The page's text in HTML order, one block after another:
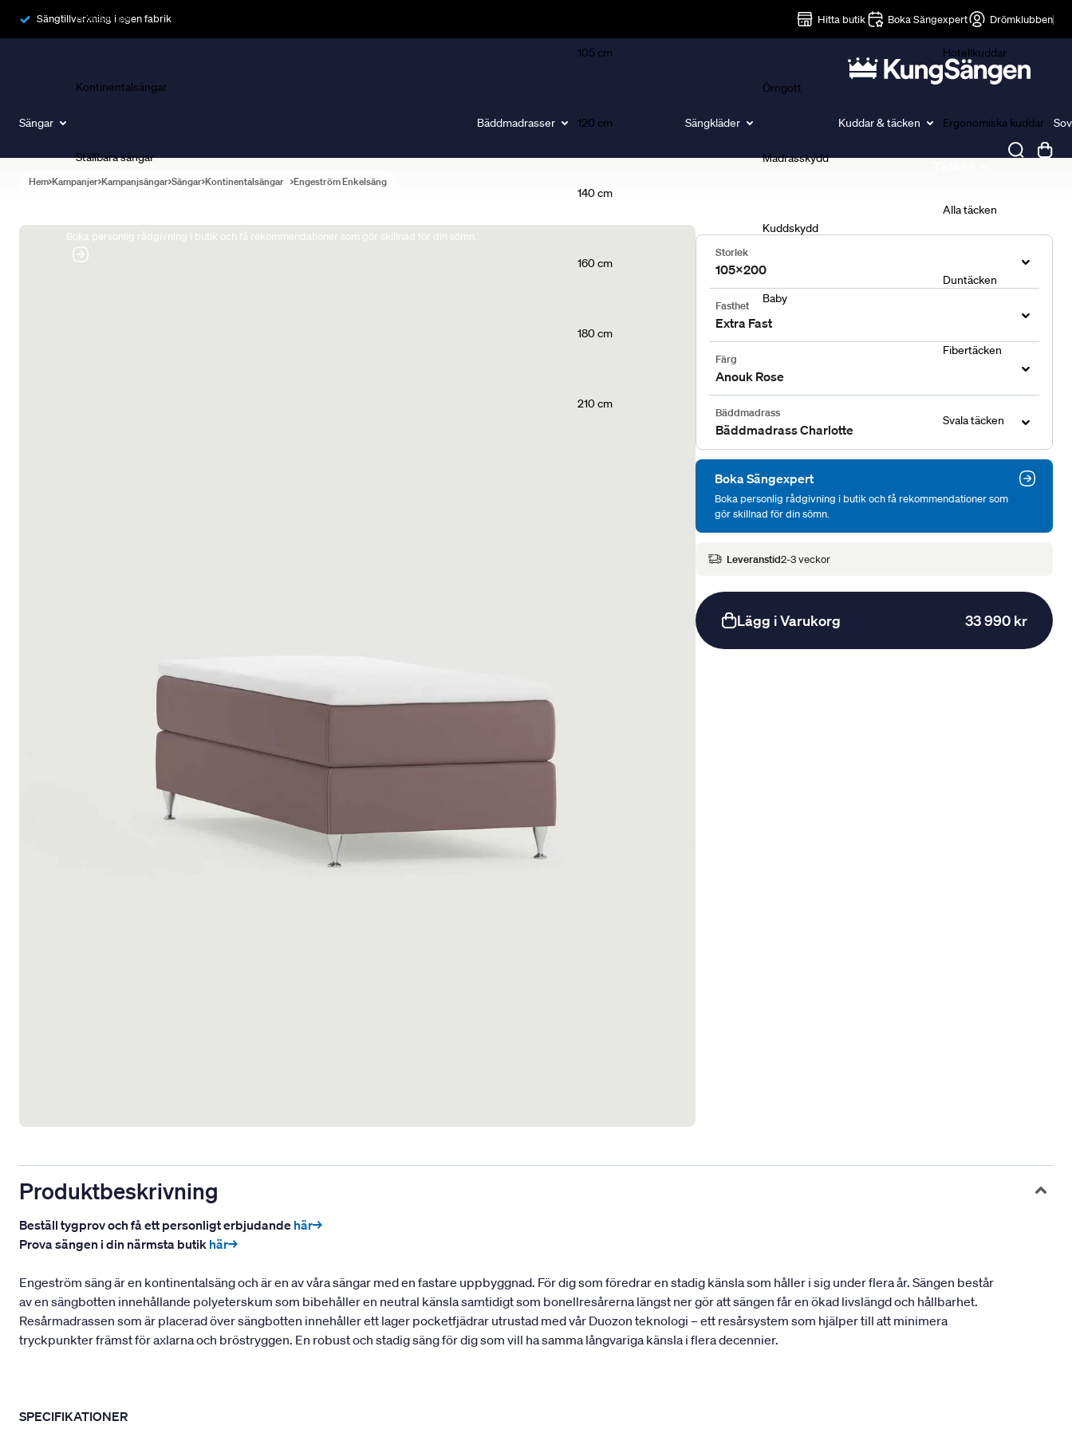
Sängtillverkning i egen fabrik Hitta butik Boka Sängexpert Drömklubben
Sängar
Ramsängar
Kontinentalsängar
Ställbara sängar
Boka personlig rådgivning i butik och få rekommendationer som gör skillnad för din sömn.
Bäddmadrasser
105 cm
120 cm
140 cm
160 cm
180 cm
210 cm
Sängkläder
Örngott
Madrasskydd
Kuddskydd
Baby
Kuddar & täcken
Hotellkuddar
Ergonomiska kuddar
Alla täcken
Duntäcken
Fibertäcken
Svala täcken
Hem Kampanjer Kampanjsängar Sängar Kontinentalsängar Engeström Enkelsäng
Storlek
105x200
Fasthet
Extra Fast
Färg
Anouk Rose
Bäddmadrass
Bäddmadrass Charlotte
Boka Sängexpert
Boka personlig rådgivning i butik och få rekommendationer som
gör skillnad för din sömn.
Leveranstid2-3 veckor
Lägg i Varukorg 33 990 kr
Produktbeskrivning
Beställ tygprov och få ett personligt erbjudande här→
Prova sängen i din närmsta butik här→
Engeström säng är en kontinentalsäng och är en av våra sängar med en fastare uppbyggnad. För dig som föredrar en stadig känsla som håller i sig under flera år. Sängen består
av en sängbotten innehållande polyeterskum som bibehåller en neutral känsla samtidigt som bonellresårerna längst ner gör att sängen får en ökad livslängd och hållbarhet.
Resårmadrassen som är placerad över sängbotten innehåller ett lager pocketfjädrar utrustad med vår Duozon teknologi – ett resårsystem som hjälper till att minimera
tryckpunkter främst för axlarna och bröstryggen. En robust och stadig säng för dig som vill ha samma långvariga känsla i flera decennier.
SPECIFIKATIONER